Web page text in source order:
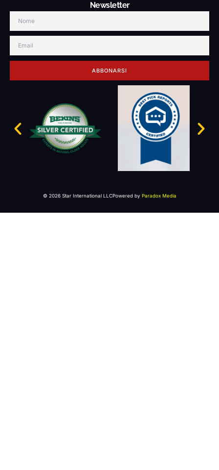
Newsletter
ABBONARSI
© 2026 Star International LLCPowered by Paradox Media